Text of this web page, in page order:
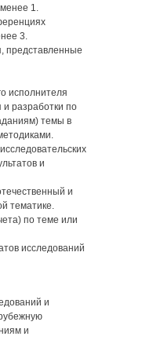
1.
3.
представленные
исполнителя
разработки по
темы в
и
и
тематике.
по теме или
исследований
и
и